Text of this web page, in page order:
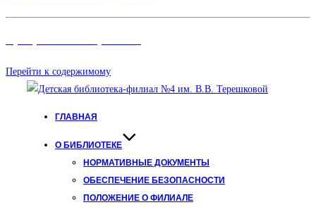
Перейти к содержимому
ГЛАВНАЯ
О БИБЛИОТЕКЕ
НОРМАТИВНЫЕ ДОКУМЕНТЫ
ОБЕСПЕЧЕНИЕ БЕЗОПАСНОСТИ
ПОЛОЖЕНИЕ О ФИЛИАЛЕ